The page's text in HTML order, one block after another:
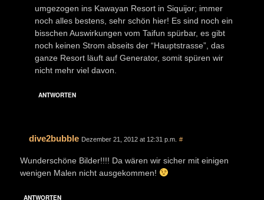
umgezogen ins Kawayan Resort in Siquijor; immer
noch alles bestens, sehr schön hier! Es sind noch ein
bisschen Auswirkungen vom Taifun spürbar, es gibt
noch keinen Strom abseits der “Hauptstrasse”, das
ganze Resort läuft auf Generator, somit spüren wir
nicht mehr viel davon.
ANTWORTEN
dive2bubble Dezember 21, 2012 at 12:31 p.m. #
Wunderschöne Bilder!!!! Da wären wir sicher mit einigen
wenigen Malen nicht ausgekommen!
ANTWORTEN